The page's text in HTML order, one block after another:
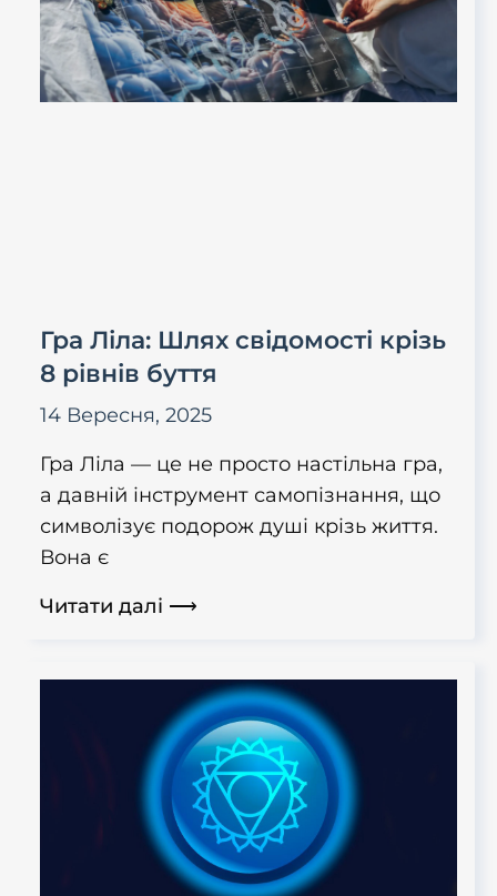
Гра Ліла: Шлях свідомості крізь
8 рівнів буття
14 Вересня, 2025
Гра Ліла — це не просто настільна гра,
а давній інструмент самопізнання, що
символізує подорож душі крізь життя.
Вона є
Читати далі ⟶